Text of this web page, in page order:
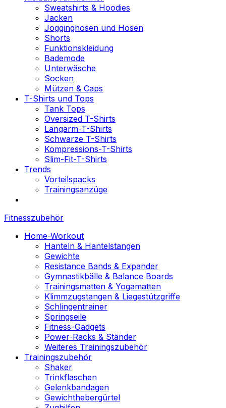
Sweatshirts & Hoodies
Jacken
Jogginghosen und Hosen
Shorts
Funktionskleidung
Bademode
Unterwäsche
Socken
Mützen & Caps
T-Shirts und Tops
Tank Tops
Oversized T-Shirts
Langarm-T-Shirts
Schwarze T-Shirts
Kompressions-T-Shirts
Slim-Fit-T-Shirts
Trends
Vorteilspacks
Trainingsanzüge
Fitnesszubehör
Home-Workout
Hanteln & Hantelstangen
Gewichte
Resistance Bands & Expander
Gymnastikbälle & Balance Boards
Trainingsmatten & Yogamatten
Klimmzugstangen & Liegestützgriffe
Schlingentrainer
Springseile
Fitness-Gadgets
Power-Racks & Ständer
Weiteres Trainingszubehör
Trainingszubehör
Shaker
Trinkflaschen
Gelenkbandagen
Gewichthebergürtel